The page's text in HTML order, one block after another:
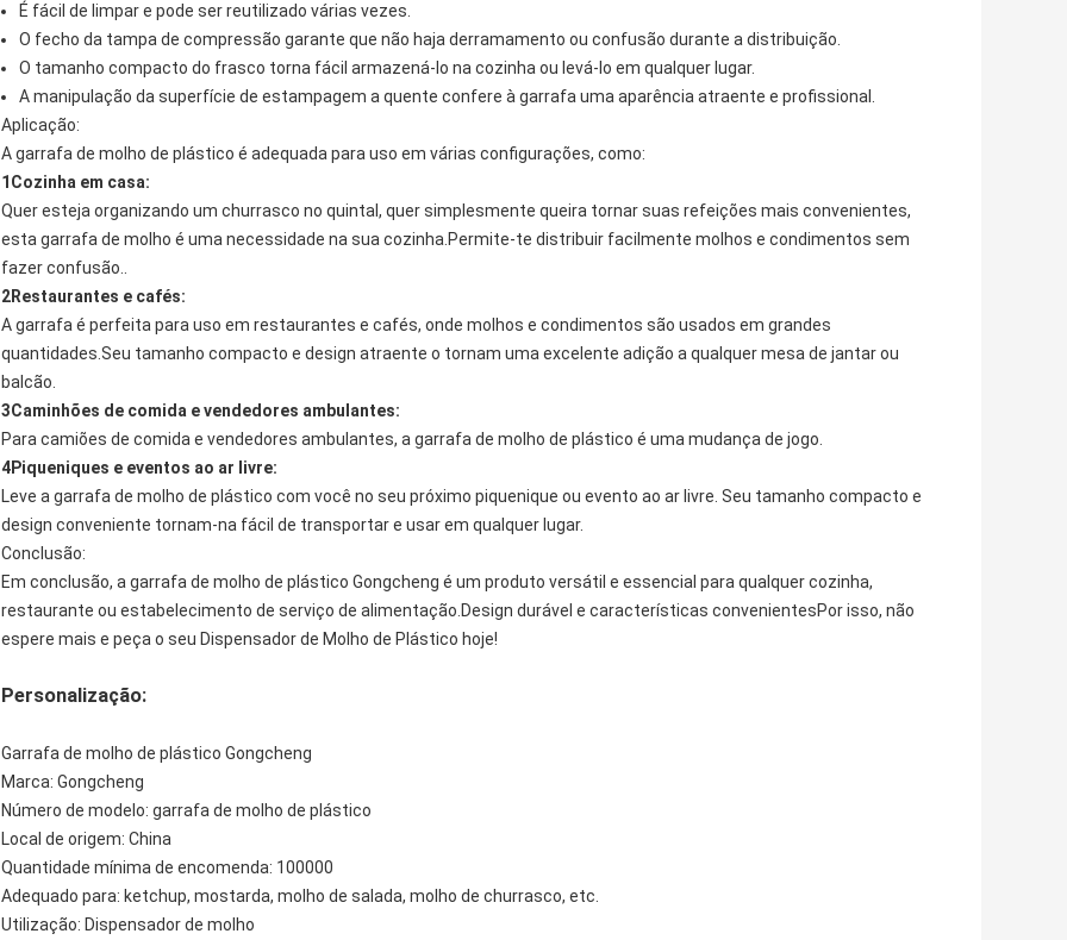
É fácil de limpar e pode ser reutilizado várias vezes.
O fecho da tampa de compressão garante que não haja derramamento ou confusão durante a distribuição.
O tamanho compacto do frasco torna fácil armazená-lo na cozinha ou levá-lo em qualquer lugar.
A manipulação da superfície de estampagem a quente confere à garrafa uma aparência atraente e profissional.
Aplicação:
A garrafa de molho de plástico é adequada para uso em várias configurações, como:
1Cozinha em casa:
Quer esteja organizando um churrasco no quintal, quer simplesmente queira tornar suas refeições mais convenientes,
esta garrafa de molho é uma necessidade na sua cozinha.Permite-te distribuir facilmente molhos e condimentos sem
fazer confusão..
2Restaurantes e cafés:
A garrafa é perfeita para uso em restaurantes e cafés, onde molhos e condimentos são usados em grandes
quantidades.Seu tamanho compacto e design atraente o tornam uma excelente adição a qualquer mesa de jantar ou
balcão.
3Caminhões de comida e vendedores ambulantes:
Para camiões de comida e vendedores ambulantes, a garrafa de molho de plástico é uma mudança de jogo.
4Piqueniques e eventos ao ar livre:
Leve a garrafa de molho de plástico com você no seu próximo piquenique ou evento ao ar livre. Seu tamanho compacto e
design conveniente tornam-na fácil de transportar e usar em qualquer lugar.
Conclusão:
Em conclusão, a garrafa de molho de plástico Gongcheng é um produto versátil e essencial para qualquer cozinha,
restaurante ou estabelecimento de serviço de alimentação.Design durável e características convenientesPor isso, não
espere mais e peça o seu Dispensador de Molho de Plástico hoje!
Personalização:
Garrafa de molho de plástico Gongcheng
Marca: Gongcheng
Número de modelo: garrafa de molho de plástico
Local de origem: China
Quantidade mínima de encomenda: 100000
Adequado para: ketchup, mostarda, molho de salada, molho de churrasco, etc.
Utilização: Dispensador de molho